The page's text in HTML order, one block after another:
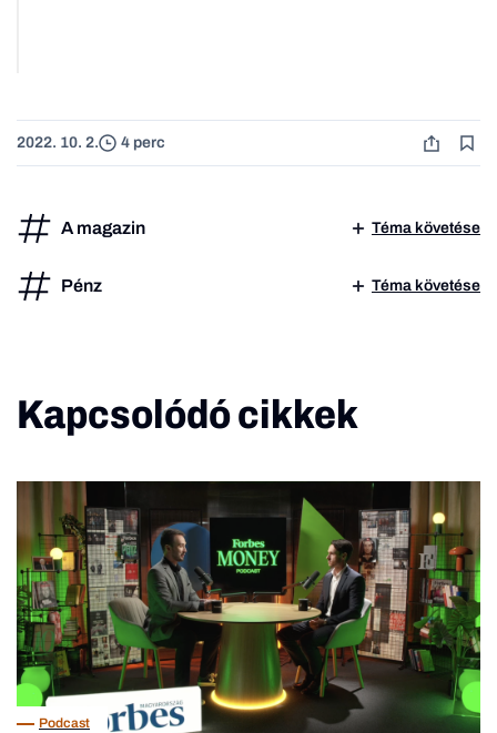
2022. 10. 2. 4 perc
A magazin Téma követése
Pénz Téma követése
Kapcsolódó cikkek
Podcast